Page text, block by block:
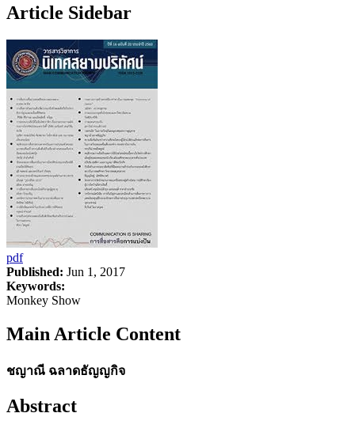
Article Sidebar
pdf
Published: Jun 1, 2017
Keywords:
Monkey Show
Main Article Content
ชญาณี ฉลาดธัญญกิจ
Abstract